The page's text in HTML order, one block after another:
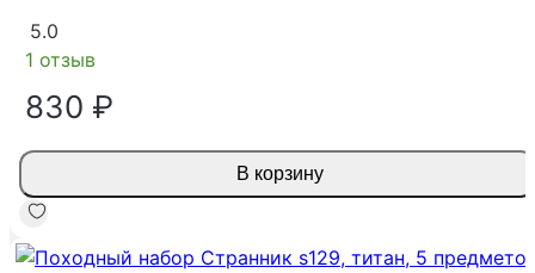
5.0
1 отзыв
830 ₽
В корзину